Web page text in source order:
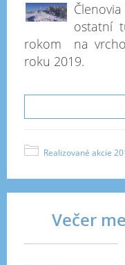
ostatní
rokom na
roku 2019.
Realizované akcie
Večer